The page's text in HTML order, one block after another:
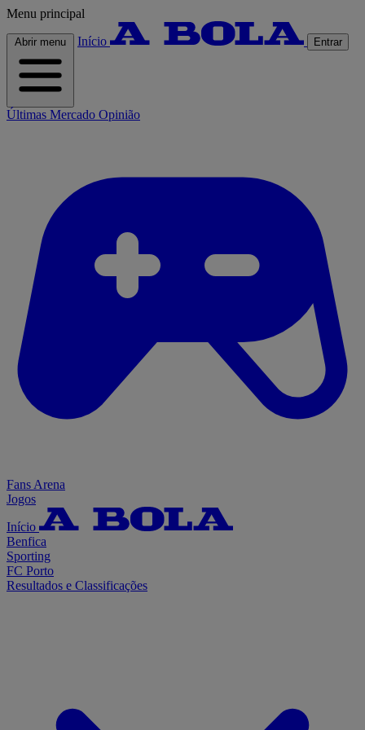
Menu principal
Abrir menu Início Entrar
Últimas Mercado Opinião
Fans Arena
Jogos
Início
Benfica
Sporting
FC Porto
Resultados e Classificações